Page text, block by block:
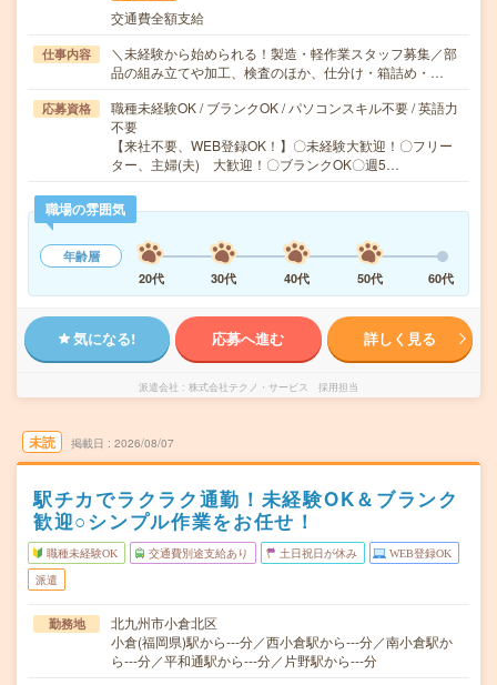
交通費全額支給
仕事内容
＼未経験から始められる！製造・軽作業スタッフ募集／部
品の組み立てや加工、検査のほか、仕分け・箱詰め・…
応募資格
職種未経験OK / ブランクOK / パソコンスキル不要 / 英語力
不要
【来社不要、WEB登録OK！】〇未経験大歓迎！〇フリー
ター、主婦(夫) 大歓迎！〇ブランクOK〇週5…
職場の雰囲気
年齢層
20代
30代 40代 50代 60代
気になる! 応募へ進む 詳しく見る
派遣会社 株式会社テクノ・サービス 採用担当
未読 掲載日 2026/08/07
駅チカでラクラク通勤！未経験OK＆ブランク
歓迎○シンプル作業をお任せ！
職種未経験OK 交通費別途支給あり 土日祝日が休み WEB登録OK
派遣
勤務地
北九州市小倉北区
小倉(福岡県)駅から---分／西小倉駅から---分／南小倉駅か
ら---分／平和通駅から---分／片野駅から---分